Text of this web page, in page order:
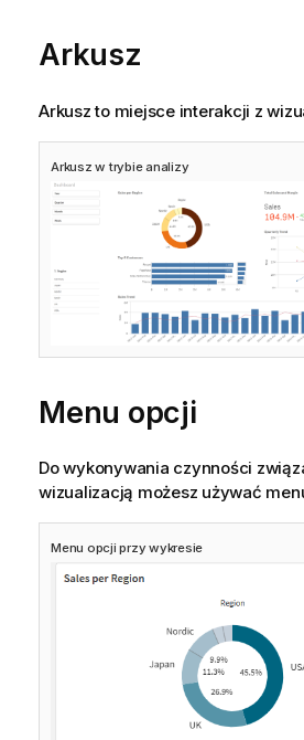
Arkusz
Arkusz to miejsce interakcji z
Arkusz w trybie analizy
Menu opcji
Do wykonywania czynności
wizualizacją możesz używać
Menu opcji przy wykresie